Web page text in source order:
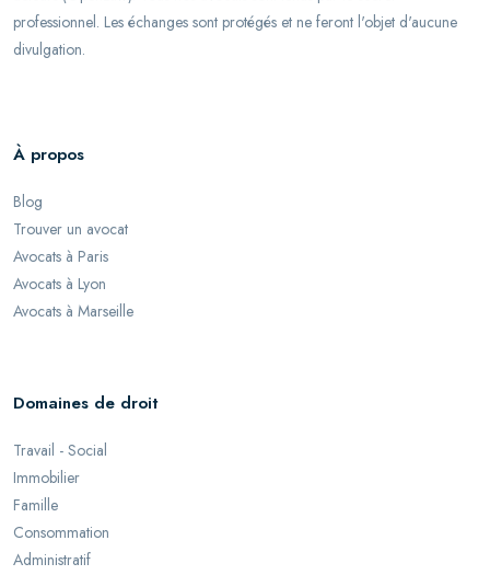
professionnel. Les échanges sont protégés et ne feront l'objet d'aucune
divulgation.
À propos
Blog
Trouver un avocat
Avocats à Paris
Avocats à Lyon
Avocats à Marseille
Domaines de droit
Travail - Social
Immobilier
Famille
Consommation
Administratif